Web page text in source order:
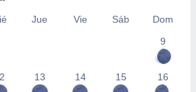
Jue Vie Sáb
Dom
9
13 14 15 16